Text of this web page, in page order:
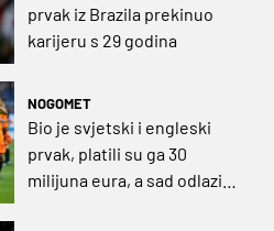
prvak iz Brazila prekinuo
karijeru s 29 godina
NOGOMET
Bio je svjetski i engleski
prvak, platili su ga 30
milijuna eura, a sad odlazi